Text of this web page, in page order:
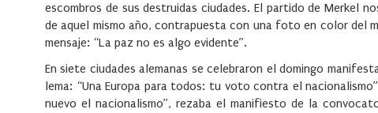
escombros de sus destruidas ciudades. El partido de Merkel
de aquel mismo año, contrapuesta con una foto en color del
mensaje: “La paz no es algo evidente”.
En siete ciudades alemanas se celebraron el domingo
lema: “Una Europa para todos: tu voto contra el
nuevo el nacionalismo”, rezaba el manifiesto de la